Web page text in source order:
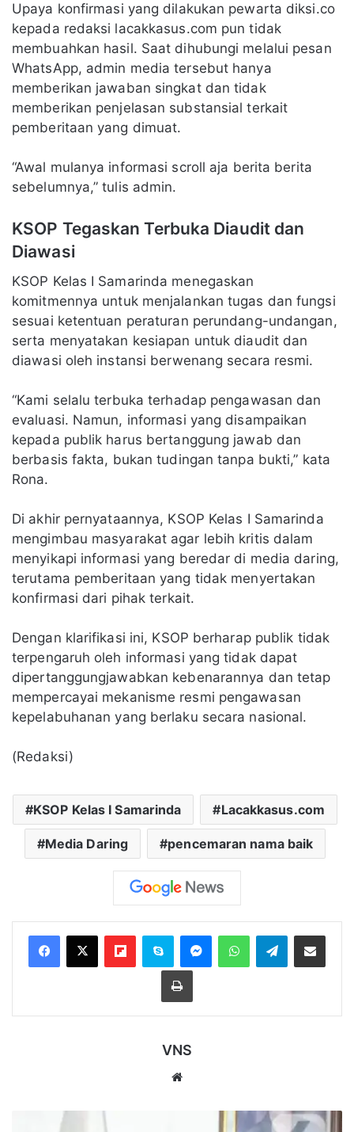
Upaya konfirmasi yang dilakukan pewarta diksi.co
kepada redaksi lacakkasus.com pun tidak
membuahkan hasil. Saat dihubungi melalui pesan
WhatsApp, admin media tersebut hanya
memberikan jawaban singkat dan tidak
memberikan penjelasan substansial terkait
pemberitaan yang dimuat.
“Awal mulanya informasi scroll aja berita berita
sebelumnya,” tulis admin.
KSOP Tegaskan Terbuka Diaudit dan
Diawasi
KSOP Kelas I Samarinda menegaskan
komitmennya untuk menjalankan tugas dan fungsi
sesuai ketentuan peraturan perundang-undangan,
serta menyatakan kesiapan untuk diaudit dan
diawasi oleh instansi berwenang secara resmi.
“Kami selalu terbuka terhadap pengawasan dan
evaluasi. Namun, informasi yang disampaikan
kepada publik harus bertanggung jawab dan
berbasis fakta, bukan tudingan tanpa bukti,” kata
Rona.
Di akhir pernyataannya, KSOP Kelas I Samarinda
mengimbau masyarakat agar lebih kritis dalam
menyikapi informasi yang beredar di media daring,
terutama pemberitaan yang tidak menyertakan
konfirmasi dari pihak terkait.
Dengan klarifikasi ini, KSOP berharap publik tidak
terpengaruh oleh informasi yang tidak dapat
dipertanggungjawabkan kebenarannya dan tetap
mempercayai mekanisme resmi pengawasan
kepelabuhanan yang berlaku secara nasional.
(Redaksi)
KSOP Kelas I Samarinda Lacakkasus.com
Media Daring pencemaran nama baik
FlipboardSkype MessengerWhatsAppTelegramBagikan melalui Email
Cetak
VNS